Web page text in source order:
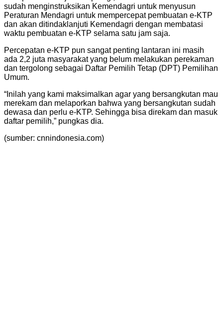
sudah menginstruksikan Kemendagri untuk menyusun
Peraturan Mendagri untuk mempercepat pembuatan e-KTP
dan akan ditindaklanjuti Kemendagri dengan membatasi
waktu pembuatan e-KTP selama satu jam saja.
Percepatan e-KTP pun sangat penting lantaran ini masih
ada 2,2 juta masyarakat yang belum melakukan perekaman
dan tergolong sebagai Daftar Pemilih Tetap (DPT) Pemilihan
Umum.
“Inilah yang kami maksimalkan agar yang bersangkutan mau
merekam dan melaporkan bahwa yang bersangkutan sudah
dewasa dan perlu e-KTP. Sehingga bisa direkam dan masuk
daftar pemilih,” pungkas dia.
(sumber: cnnindonesia.com)